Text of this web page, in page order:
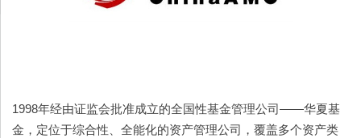
1998年经由证监会批准成立的全国性基金管理公司——华夏基
金，定位于综合性、全能化的资产管理公司，覆盖多个资产类